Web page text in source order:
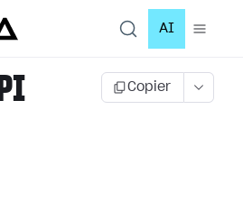
AI
Copier